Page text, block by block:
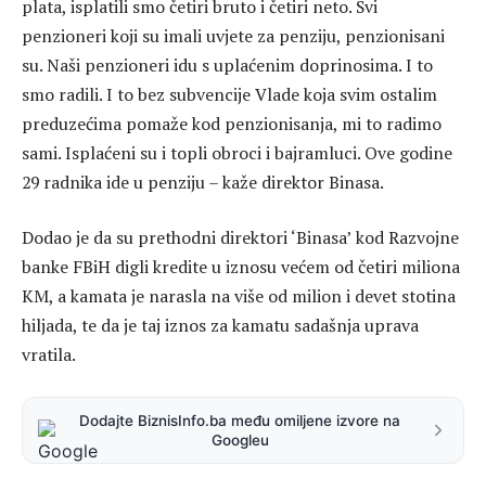
plata, isplatili smo četiri bruto i četiri neto. Svi
penzioneri koji su imali uvjete za penziju, penzionisani
su. Naši penzioneri idu s uplaćenim doprinosima. I to
smo radili. I to bez subvencije Vlade koja svim ostalim
preduzećima pomaže kod penzionisanja, mi to radimo
sami. Isplaćeni su i topli obroci i bajramluci. Ove godine
29 radnika ide u penziju – kaže direktor Binasa.
Dodao je da su prethodni direktori ‘Binasa’ kod Razvojne
banke FBiH digli kredite u iznosu većem od četiri miliona
KM, a kamata je narasla na više od milion i devet stotina
hiljada, te da je taj iznos za kamatu sadašnja uprava
vratila.
Dodajte BiznisInfo.ba među omiljene izvore na
Googleu